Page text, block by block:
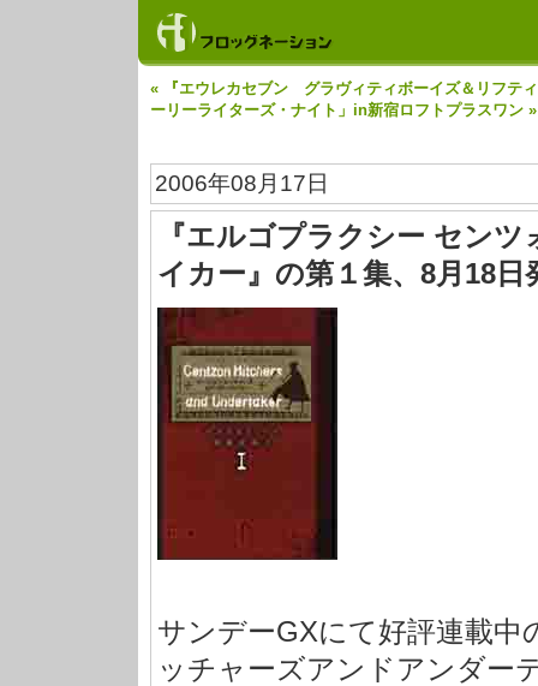
« 『エウレカセブン グラヴィティボーイズ＆リフテ
ーリーライターズ・ナイト」in新宿ロフトプラスワン »
2006年08月17日
『エルゴプラクシー セン
イカー』の第１集、8月18日
サンデーGXにて好評連載
ッチャーズアンドアンダー